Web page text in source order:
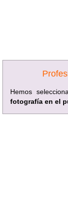
Hemos
fotografía en el